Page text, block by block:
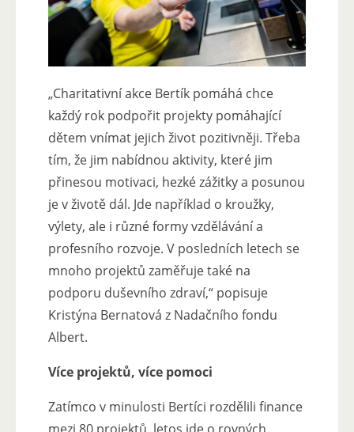
„Charitativní akce Bertík pomáhá chce
každý rok podpořit projekty pomáhající
dětem vnímat jejich život pozitivněji. Třeba
tím, že jim nabídnou aktivity, které jim
přinesou motivaci, hezké zážitky a posunou
je v životě dál. Jde například o kroužky,
výlety, ale i různé formy vzdělávání a
profesního rozvoje. V posledních letech se
mnoho projektů zaměřuje také na
podporu duševního zdraví,“ popisuje
Kristýna Bernatová z Nadačního fondu
Albert.
Více projektů, více pomoci
Zatímco v minulosti Bertíci rozdělili finance